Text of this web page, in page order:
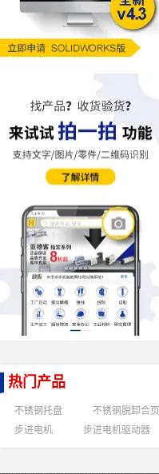
热门产品
不锈钢托盘 不锈钢脱卸合页
步进电机
步进电机驱动器